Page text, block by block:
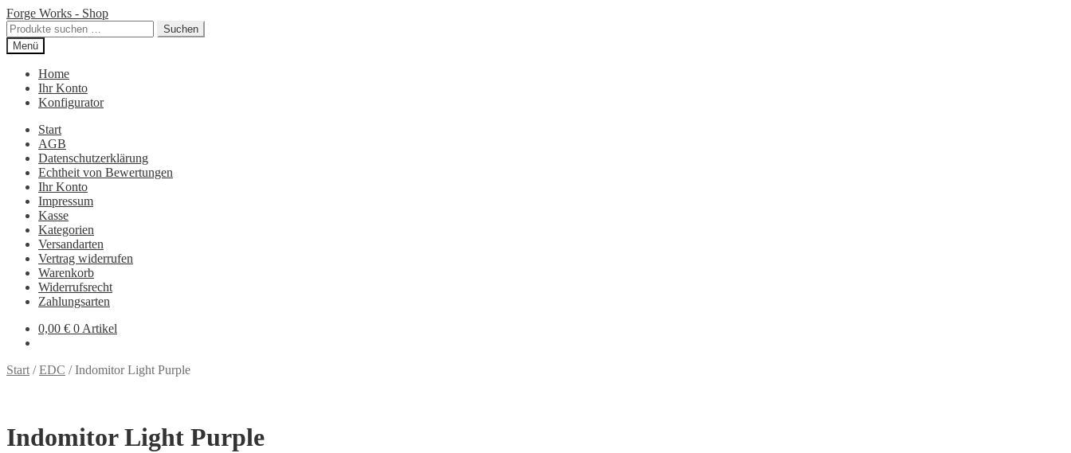
Zur
Navigation
springen
Zum
Inhalt
springen
Forge Works - Shop
Suchen
nach:
Suchen
Menü
Home
Ihr Konto
Konfigurator
Start
AGB
Datenschutzerklärung
Echtheit von Bewertungen
Ihr Konto
Impressum
Kasse
Kategorien
Versandarten
Vertrag widerrufen
Warenkorb
Widerrufsrecht
Zahlungsarten
0,00 € 0 Artikel
Start /EDC /Indomitor Light Purple
Indomitor Light Purple